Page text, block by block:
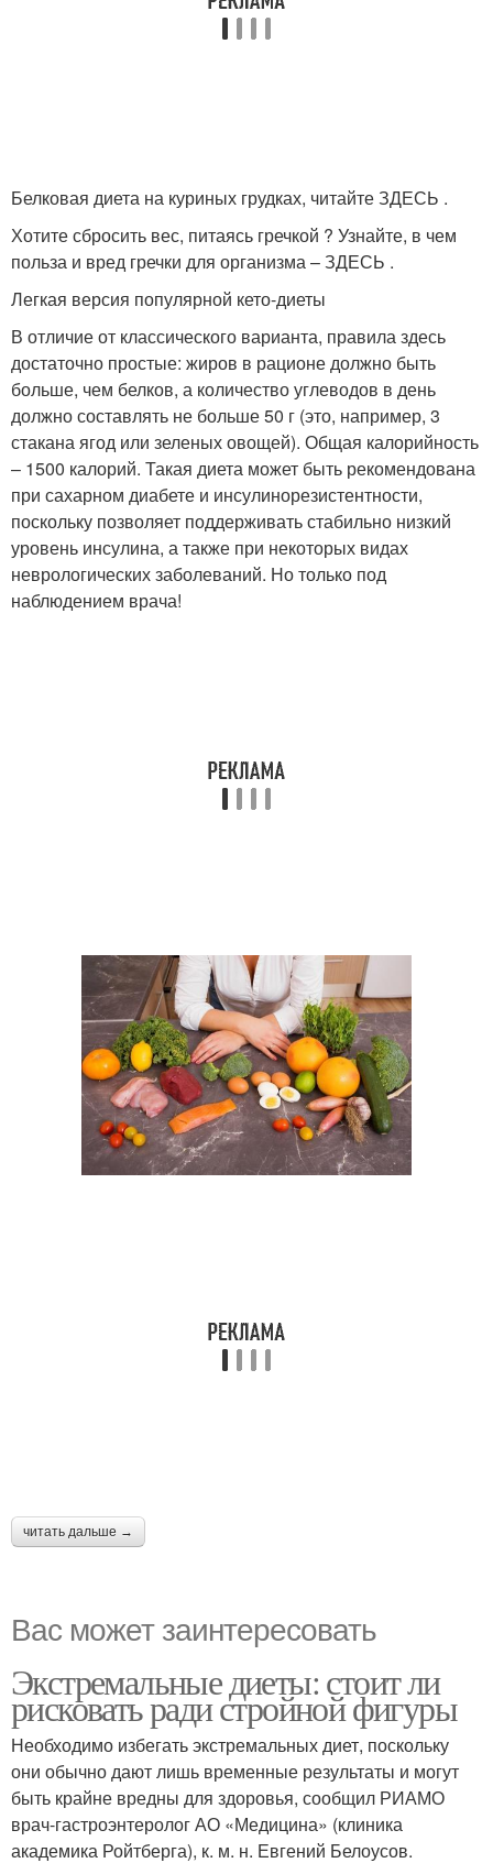
Белковая диета на куриных грудках, читайте ЗДЕСЬ .
Хотите сбросить вес, питаясь гречкой ? Узнайте, в чем
польза и вред гречки для организма – ЗДЕСЬ .
Легкая версия популярной кето-диеты
В отличие от классического варианта, правила здесь
достаточно простые: жиров в рационе должно быть
больше, чем белков, а количество углеводов в день
должно составлять не больше 50 г (это, например, 3
стакана ягод или зеленых овощей). Общая калорийность
– 1500 калорий. Такая диета может быть рекомендована
при сахарном диабете и инсулинорезистентности,
поскольку позволяет поддерживать стабильно низкий
уровень инсулина, а также при некоторых видах
неврологических заболеваний. Но только под
наблюдением врача!
читать дальше →
Вас может заинтересовать
Экстремальные диеты: стоит ли
рисковать ради стройной фигуры
Необходимо избегать экстремальных диет, поскольку
они обычно дают лишь временные результаты и могут
быть крайне вредны для здоровья, сообщил РИАМО
врач-гастроэнтеролог АО «Медицина» (клиника
академика Ройтберга), к. м. н. Евгений Белоусов.